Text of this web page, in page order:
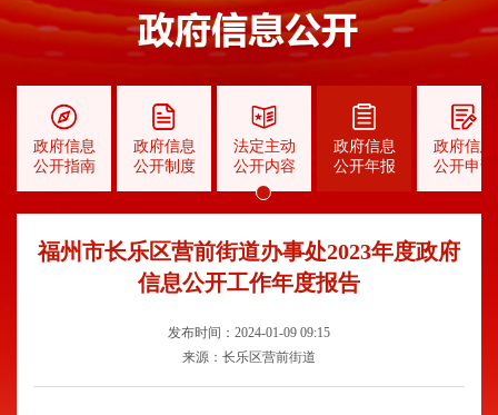
政府信息
公开指南
政府信息
公开制度
法定主动
公开内容
政府信息
公开年报
政府信息
公开申请
福州市长乐区营前街道办事处2023年度政府
信息公开工作年度报告
发布时间：2024-01-09 09:15
来源：长乐区营前街道